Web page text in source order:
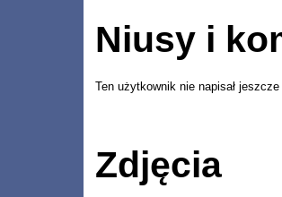
Niusy i
Ten użytkownik nie napisał
Zdjęcia